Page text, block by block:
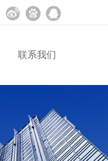
联系我们